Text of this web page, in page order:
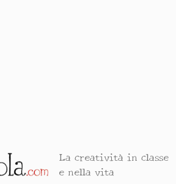
La creatività in classe
e nella vita